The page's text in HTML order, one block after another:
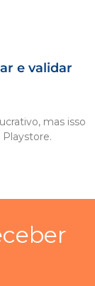
e validar
mas isso